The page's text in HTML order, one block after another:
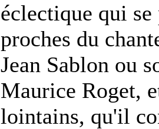
éclectique qui
proches du
Jean Sablon ou
Maurice Roget,
lointains, qu'il